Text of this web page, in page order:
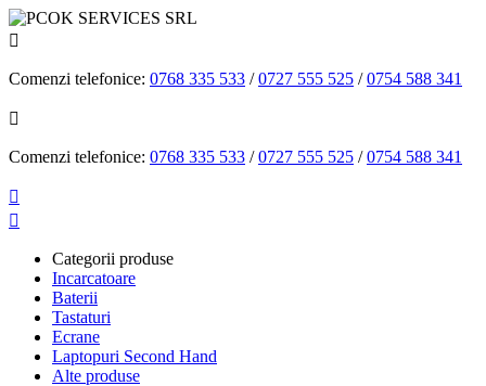

Comenzi telefonice: 0768 335 533 /0727 555 525 /0754 588 341

Comenzi telefonice: 0768 335 533 /0727 555 525 /0754 588 341


Categorii produse
Incarcatoare
Baterii
Tastaturi
Ecrane
Laptopuri Second Hand
Alte produse